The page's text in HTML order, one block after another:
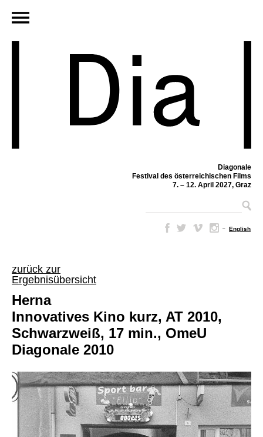
Diagonale
Festival des österreichischen Films
7. – 12. April 2027, Graz
– English
zurück zur
Ergebnisübersicht
Herna
Innovatives Kino kurz, AT 2010,
Schwarzweiß, 17 min., OmeU
Diagonale 2010